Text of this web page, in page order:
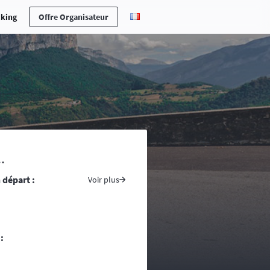
Offre Organisateur
départ : Voir plus
en cas d’accident ou maladie,
n’est pas toujours aisée ….
traversés, prenez avec vous
du ministère des affaires
conseillé voire indispensable
randonnée, vous vous
d’assistance médicale locale.
la progression de la course. La